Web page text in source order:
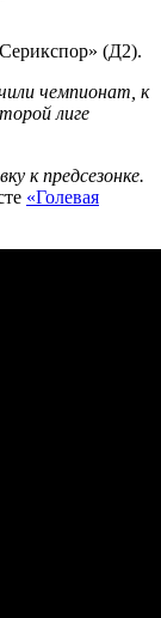
(Д2).
чемпионат, к
лиге
к предсезонке.
«Голевая